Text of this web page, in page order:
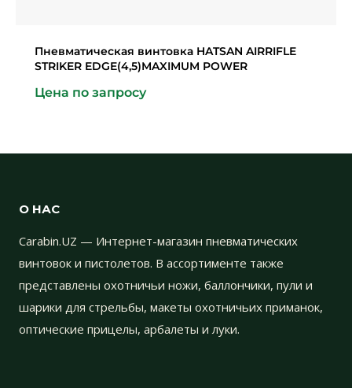
Пневматическая винтовка HATSAN AIRRIFLE
STRIKER EDGE(4,5)MAXIMUM POWER
Цена по запросу
О НАС
Carabin.UZ — Интернет-магазин пневматических
винтовок и пистолетов. В ассортименте также
представлены охотничьи ножи, баллончики, пули и
шарики для стрельбы, макеты охотничьих приманок,
оптические прицелы, арбалеты и луки.